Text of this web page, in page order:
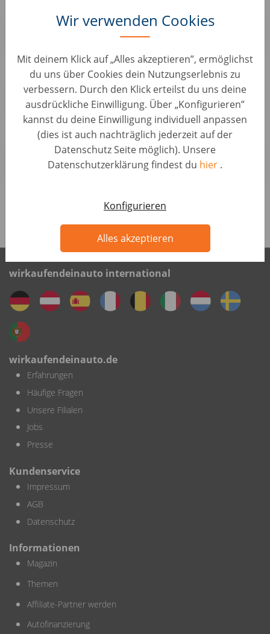
Wir verwenden Cookies
Mit deinem Klick auf „Alles akzeptieren”, ermöglichst
du uns über Cookies dein Nutzungserlebnis zu
verbessern. Durch den Klick erteilst du uns deine
ausdrückliche Einwilligung. Über „Konfigurieren”
kannst du deine Einwilligung individuell anpassen
(dies ist auch nachträglich jederzeit auf der
Datenschutz Seite möglich). Unsere
Datenschutzerklärung findest du hier .
Konfigurieren
Alles akzeptieren
Pricing Manager (d/m/w)
Fahrzeugbewertung • Deutschland, Berlin
Automobilkaufmann Preisgestaltung (d/m/w)
Fahrzeugbewertung • Deutschland, Köln
AUTO1 Group
Pricing Analyst Automotive (d/m/w)
Fahrzeugbewertung • Deutschland, Hannover
AUTO1 Group
Alle Jobs anzeigen
wirkaufendeinauto international
wirkaufendeinauto.de
Erfahrungen
Häufige Fragen
Unsere Filialen
Jobs
Presse
Kundenservice
Impressum
AGB
Datenschutz
Informationen
Magazin
Themen
Affiliate-Partner werden
Autofinanzierung